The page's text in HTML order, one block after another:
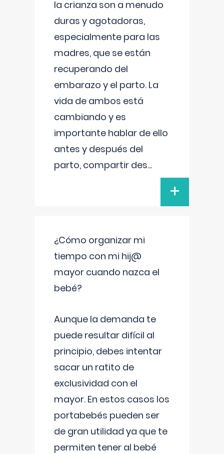
la crianza son a menudo
duras y agotadoras,
especialmente para las
madres, que se están
recuperando del
embarazo y el parto. La
vida de ambos está
cambiando y es
importante hablar de ello
antes y después del
parto, compartir des...
+
¿Cómo organizar mi
tiempo con mi hij@
mayor cuando nazca el
bebé?
Aunque la demanda te
puede resultar difícil al
principio, debes intentar
sacar un ratito de
exclusividad con el
mayor. En estos casos los
portabebés pueden ser
de gran utilidad ya que te
permiten tener al bebé